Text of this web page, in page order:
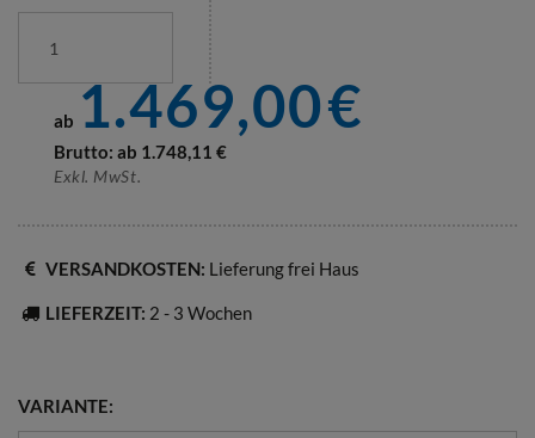
ab 1.469,00€
Brutto: ab 1.748,11 €
Exkl. MwSt.
VERSANDKOSTEN: Lieferung frei Haus
LIEFERZEIT: 2 - 3 Wochen
VARIANTE: